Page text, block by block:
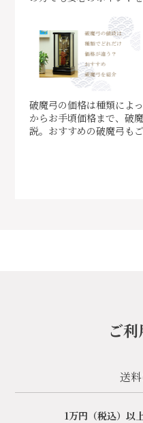
破魔弓の価格は種類によ
からお手頃価格まで、破
説。おすすめの破魔弓も
ご
送
1万円（税込）以